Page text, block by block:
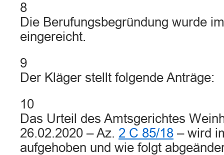
8
Die Berufungsbegründung wurde
eingereicht.
9
Der Kläger stellt folgende Anträge:
10
Das Urteil des Amtsgerichtes
26.02.2020 – Az. 2 C 85/18 – wird
aufgehoben und wie folgt